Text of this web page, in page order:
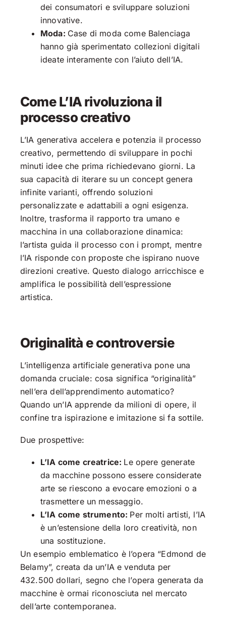
dei consumatori e sviluppare soluzioni
innovative.
Moda: Case di moda come Balenciaga
hanno già sperimentato collezioni digitali
ideate interamente con l’aiuto dell’IA.
Come L’IA rivoluziona il
processo creativo
L’IA generativa accelera e potenzia il processo
creativo, permettendo di sviluppare in pochi
minuti idee che prima richiedevano giorni. La
sua capacità di iterare su un concept genera
infinite varianti, offrendo soluzioni
personalizzate e adattabili a ogni esigenza.
Inoltre, trasforma il rapporto tra umano e
macchina in una collaborazione dinamica:
l’artista guida il processo con i prompt, mentre
l’IA risponde con proposte che ispirano nuove
direzioni creative. Questo dialogo arricchisce e
amplifica le possibilità dell’espressione
artistica.
Originalità e controversie
L’intelligenza artificiale generativa pone una
domanda cruciale: cosa significa “originalità”
nell’era dell’apprendimento automatico?
Quando un’IA apprende da milioni di opere, il
confine tra ispirazione e imitazione si fa sottile.
Due prospettive:
L’IA come creatrice: Le opere generate
da macchine possono essere considerate
arte se riescono a evocare emozioni o a
trasmettere un messaggio.
L’IA come strumento: Per molti artisti, l’IA
è un’estensione della loro creatività, non
una sostituzione.
Un esempio emblematico è l’opera “Edmond de
Belamy”, creata da un’IA e venduta per
432.500 dollari, segno che l’opera generata da
macchine è ormai riconosciuta nel mercato
dell’arte contemporanea.